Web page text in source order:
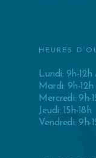
HEURES
Lundi: 9h-12h
Mardi: 9h-12h
Mercredi: 9h-
Jeudi: 15h-18h
Vendredi: 9h-